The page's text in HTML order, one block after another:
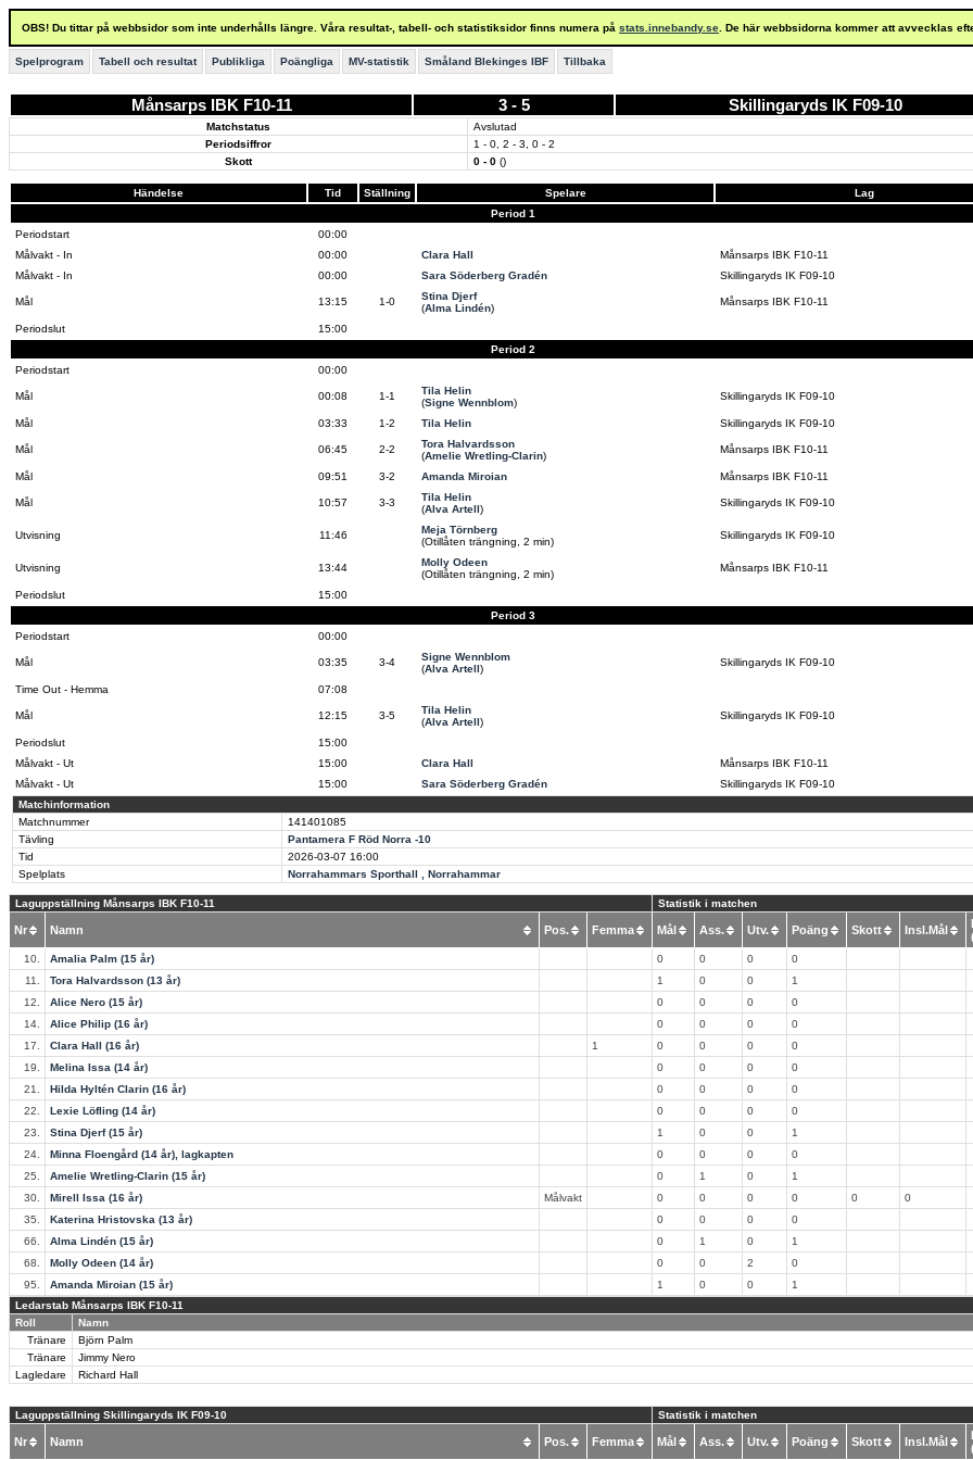
OBS! Du tittar på webbsidor som inte underhålls längre. Våra resultat-, tabell- och statistiksidor finns numera på stats.innebandy.se . De här webbsidorna kommer att avvecklas
Spelprogram Tabell och resultat Publikliga Poängliga MV-statistik Småland Blekinges IBF Tillbaka
Månsarps IBK F10-11 3 - 5 Skillingaryds IK F09-10
Matchstatus
Avslutad
Periodsiffror
1 - 0, 2 - 3, 0 - 2
Skott
0 - 0 ()
Händelse Tid Ställning Spelare
Lag
Period 1
Periodstart
00:00
Målvakt - In
00:00 Clara Hall
Månsarps IBK F10-11
Målvakt - In
00:00 Sara Söderberg Gradén Skillingaryds IK F09-10
Mål 13:15 1-0
Stina Djerf
(Alma Lindén)
Månsarps IBK F10-11
Periodslut
15:00
Period 2
Periodstart
00:00
Mål 00:08 1-1
Tila Helin
(Signe Wennblom)
Skillingaryds IK F09-10
Mål 03:33 1-2 Tila Helin Skillingaryds IK F09-10
Mål 06:45 2-2
Tora Halvardsson
(Amelie Wretling-Clarin)
Månsarps IBK F10-11
Mål 09:51 3-2 Amanda Miroian Månsarps IBK F10-11
Mål 10:57 3-3
Tila Helin
(Alva Artell)
Skillingaryds IK F09-10
Utvisning 11:46
Meja Törnberg
(Otillåten trängning, 2 min)
Skillingaryds IK F09-10
Utvisning 13:44
Molly Odeen
(Otillåten trängning, 2 min)
Månsarps IBK F10-11
Periodslut
15:00
Period 3
Periodstart
00:00
Mål 03:35 3-4
Signe Wennblom
(Alva Artell)
Skillingaryds IK F09-10
Time Out - Hemma 07:08
Mål 12:15 3-5
Tila Helin
(Alva Artell)
Skillingaryds IK F09-10
Periodslut
15:00
Målvakt - Ut
15:00 Clara Hall
Månsarps IBK F10-11
Målvakt - Ut
15:00 Sara Söderberg Gradén
Skillingaryds IK F09-10
Matchinformation
Matchnummer
141401085
Tävling
Pantamera F Röd Norra -10
Tid
2026-03-07 16:00
Spelplats
Norrahammars Sporthall , Norrahammar
Laguppställning Månsarps IBK F10-11 Statistik i matchen
Nr Namn Pos. Femma Mål Ass. Utv. Poäng Skott Insl.Mål
10. Amalia Palm (15 år) 0 0 0
0
11.
Tora Halvardsson (13 år) 1 0 0
1
12.
Alice Nero (15 år) 0 0 0
0
14.
Alice Philip (16 år) 0 0 0
0
17.
Clara Hall (16 år) 1 0 0 0
0
19.
Melina Issa (14 år) 0 0 0
0
21.
Hilda Hyltén Clarin (16 år) 0 0 0
0
22.
Lexie Löfling (14 år) 0 0 0
0
23.
Stina Djerf (15 år) 1 0 0
1
24.
Minna Floengård (14 år), lagkapten 0 0 0
0
25.
Amelie Wretling-Clarin (15 år) 0 1 0
1
30.
Mirell Issa (16 år) Målvakt 0 0 0 0 0
0
35.
Katerina Hristovska (13 år) 0 0 0
0
66.
Alma Lindén (15 år) 0 1 0
1
68.
Molly Odeen (14 år) 0 0 2
0
95.
Amanda Miroian (15 år) 1 0 0
1
Ledarstab Månsarps IBK F10-11
Roll
Namn
Tränare
Björn Palm
Tränare
Jimmy Nero
Lagledare
Richard Hall
Laguppställning Skillingaryds IK F09-10 Statistik i matchen
Nr Namn Pos. Femma Mål Ass. Utv. Poäng Skott Insl.Mål